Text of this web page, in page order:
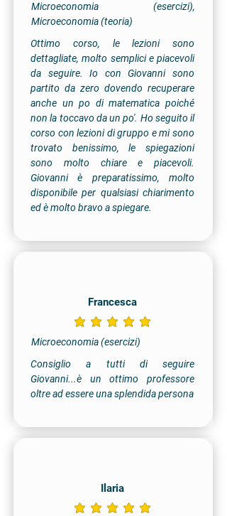
Microeconomia (esercizi),
Microeconomia (teoria)
Ottimo corso, le lezioni sono
dettagliate, molto semplici e piacevoli
da seguire. Io con Giovanni sono
partito da zero dovendo recuperare
anche un po di matematica poiché
non la toccavo da un po'. Ho seguito il
corso con lezioni di gruppo e mi sono
trovato benissimo, le spiegazioni
sono molto chiare e piacevoli.
Giovanni è preparatissimo, molto
disponibile per qualsiasi chiarimento
ed è molto bravo a spiegare.
Francesca
la valutazione media è 5 su
Microeconomia (esercizi)
Consiglio a tutti di seguire
Giovanni...è un ottimo professore
oltre ad essere una splendida persona
Ilaria
la valutazione media è 5 su